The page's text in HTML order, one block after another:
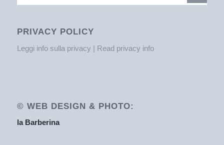
PRIVACY POLICY
Leggi info sulla privacy | Read privacy info
© WEB DESIGN & PHOTO:
la Barberina